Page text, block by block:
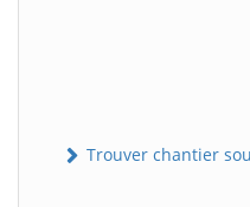
Trouver chantier